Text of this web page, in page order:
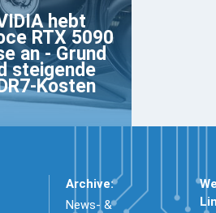
hebt
RTX 5090
an - Grund
steigende
Kosten
Archive:
News- &